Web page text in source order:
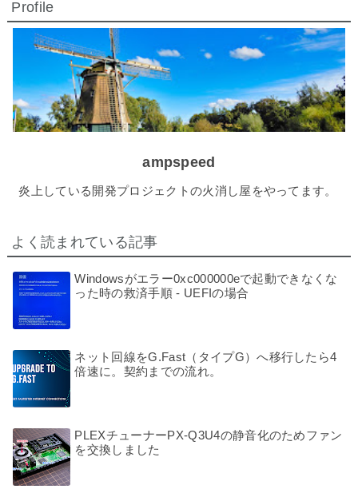
Profile
ampspeed
炎上している開発プロジェクトの火消し屋をやってます。
よく読まれている記事
Windowsがエラー0xc000000eで起動できなくな
った時の救済手順 - UEFIの場合
ネット回線をG.Fast（タイプG）へ移行したら4
倍速に。契約までの流れ。
PLEXチューナーPX-Q3U4の静音化のためファン
を交換しました